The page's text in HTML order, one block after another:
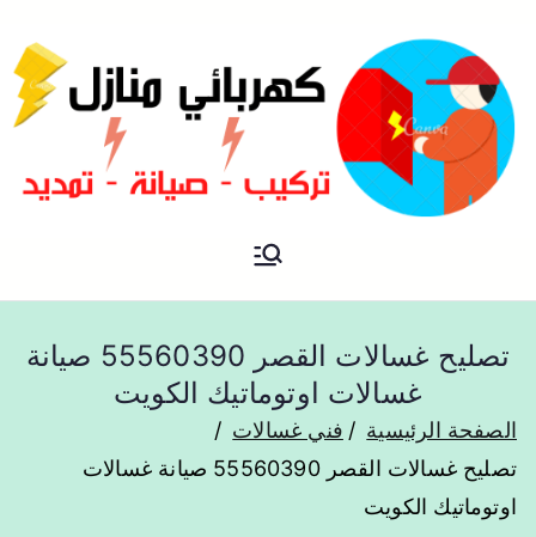
فني كهربائي منازل الكويت
تصليح غسالات القصر 55560390 صيانة
غسالات اوتوماتيك الكويت
الصفحة الرئيسية
فني غسالات
تصليح غسالات القصر 55560390 صيانة غسالات
اوتوماتيك الكويت